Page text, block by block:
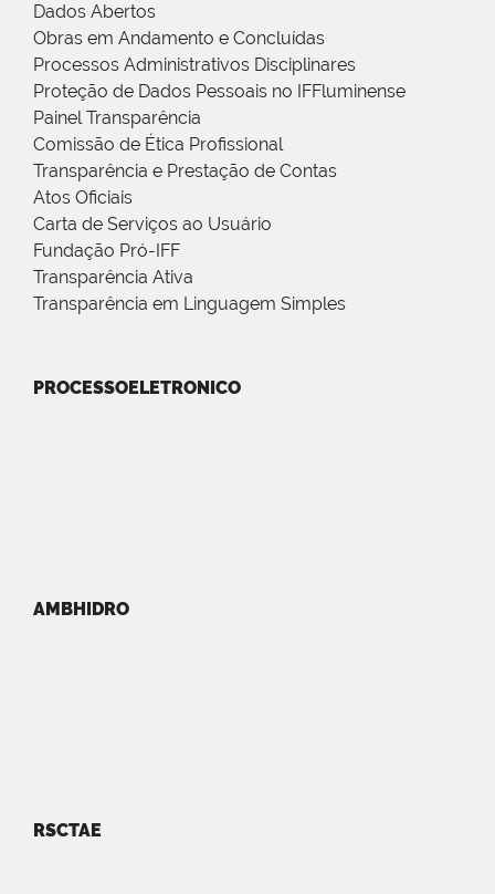
Dados Abertos
Obras em Andamento e Concluídas
Processos Administrativos Disciplinares
Proteção de Dados Pessoais no IFFluminense
Painel Transparência
Comissão de Ética Profissional
Transparência e Prestação de Contas
Atos Oficiais
Carta de Serviços ao Usuário
Fundação Pró-IFF
Transparência Ativa
Transparência em Linguagem Simples
PROCESSOELETRONICO
AMBHIDRO
RSCTAE